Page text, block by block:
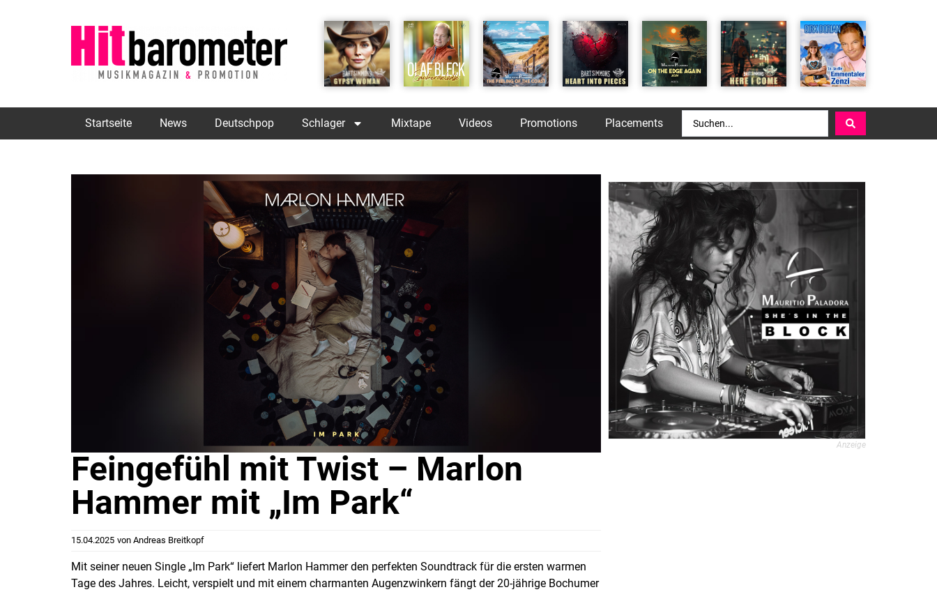
Startseite News Deutschpop Schlager Mixtape Videos Promotions Placements
Feingefühl mit Twist – Marlon
Hammer mit „Im Park“
15.04.2025 von Andreas Breitkopf
Mit seiner neuen Single „Im Park“ liefert Marlon Hammer den perfekten Soundtrack für die ersten warmen
Tage des Jahres. Leicht, verspielt und mit einem charmanten Augenzwinkern fängt der 20-jährige Bochumer
Anzeige